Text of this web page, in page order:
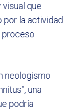
que
por la actividad
proceso
neologismo
una
podría